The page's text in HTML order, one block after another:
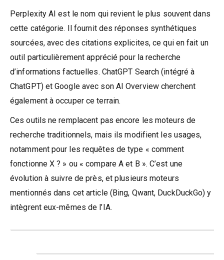
Perplexity AI est le nom qui revient le plus souvent dans
cette catégorie. Il fournit des réponses synthétiques
sourcées, avec des citations explicites, ce qui en fait un
outil particulièrement apprécié pour la recherche
d’informations factuelles. ChatGPT Search (intégré à
ChatGPT) et Google avec son AI Overview cherchent
également à occuper ce terrain.
Ces outils ne remplacent pas encore les moteurs de
recherche traditionnels, mais ils modifient les usages,
notamment pour les requêtes de type « comment
fonctionne X ? » ou « compare A et B ». C’est une
évolution à suivre de près, et plusieurs moteurs
mentionnés dans cet article (Bing, Qwant, DuckDuckGo) y
intègrent eux-mêmes de l’IA.